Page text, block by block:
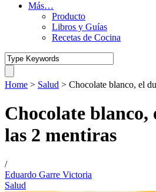
Más…
Producto
Libros y Guías
Recetas de Cocina
Home > Salud > Chocolate blanco, el
Chocolate blanco,
las 2 mentiras
/
Eduardo Garre Victoria
Salud